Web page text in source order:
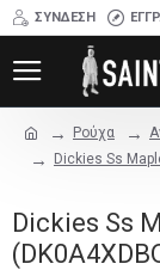
ΣΎΝΔΕΣΗ
Ρούχα
Dickies Ss
Dickies Ss